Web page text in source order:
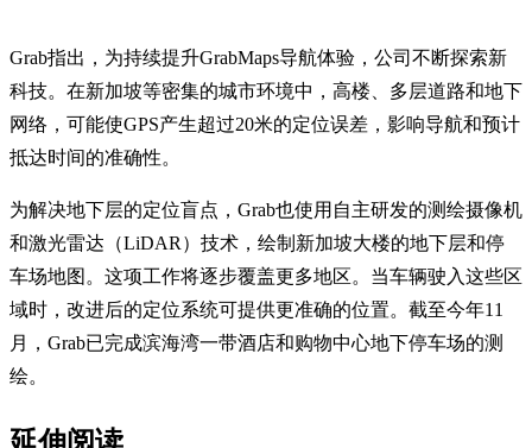
Grab指出，为持续提升GrabMaps导航体验，公司不断探索新
科技。在新加坡等密集的城市环境中，高楼、多层道路和地下
网络，可能使GPS产生超过20米的定位误差，影响导航和预计
抵达时间的准确性。
为解决地下层的定位盲点，Grab也使用自主研发的测绘摄像机
和激光雷达（LiDAR）技术，绘制新加坡大楼的地下层和停
车场地图。这项工作将逐步覆盖更多地区。当车辆驶入这些区
域时，改进后的定位系统可提供更准确的位置。截至今年11
月，Grab已完成滨海湾一带酒店和购物中心地下停车场的测
绘。
延伸阅读